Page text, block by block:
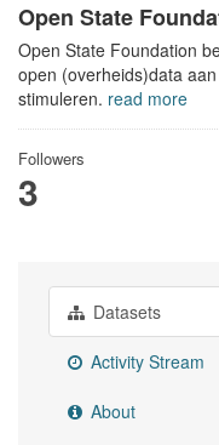
Open State
Open State Foundation
open (overheids)data
stimuleren. read more
Followers
3
Datasets
Activity Stream
About